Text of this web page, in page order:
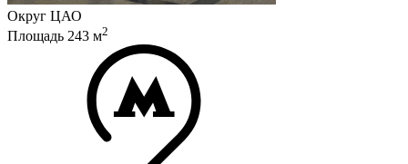
Округ ЦАО
Площадь 243 м2